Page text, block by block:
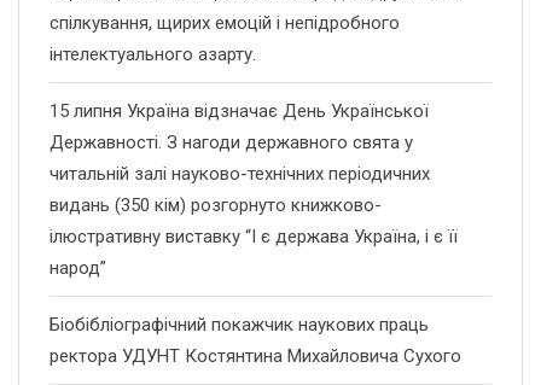
спілкування, щирих емоцій і непідробного
інтелектуального азарту.
15 липня Україна відзначає День Української
Державності. З нагоди державного свята у
читальній залі науково-технічних періодичних
видань (350 кім) розгорнуто книжково-
ілюстративну виставку “І є держава Україна, і є її
народ”
Біобібліографічний покажчик наукових праць
ректора УДУНТ Костянтина Михайловича Сухого